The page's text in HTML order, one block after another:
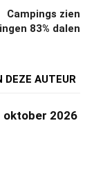
Campings zien
83% dalen
DEZE AUTEUR
oktober 2026